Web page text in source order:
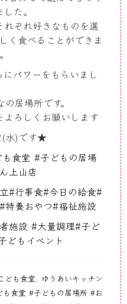
た。
れぞれ好きなものを選
く食べることができま
パワーをもらいまし
居場所です。
ろしくお願いします
水)です★
食堂 #子どもの居場
上山店
#行事食#今日の給食#
#特養おやつ#福祉施設
施設 #大量調理#子ど
どもイベント
ども食堂, ゆうあいキッチン
食堂 #子どもの居場所 #お